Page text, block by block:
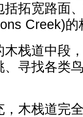
括拓宽路面
Creek)的
木栈道中段
、寻找各类
，木栈道完